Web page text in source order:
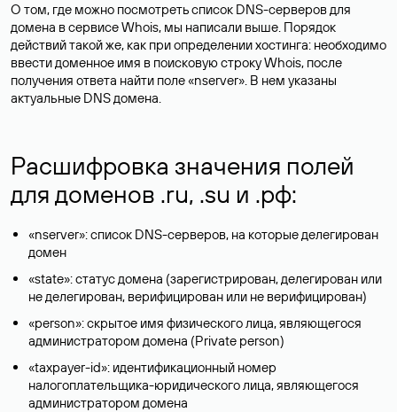
О том, где можно посмотреть список DNS-серверов для
домена в сервисе Whois, мы написали выше. Порядок
действий такой же, как при определении хостинга: необходимо
ввести доменное имя в поисковую строку Whois, после
получения ответа найти поле «nserver». В нем указаны
актуальные DNS домена.
Расшифровка значения полей
для доменов .ru, .su и .рф:
«nserver»: список DNS-серверов, на которые делегирован
домен
«state»: статус домена (зарегистрирован, делегирован или
не делегирован, верифицирован или не верифицирован)
«person»: скрытое имя физического лица, являющегося
администратором домена (Privatе person)
«taxpayer-id»: идентификационный номер
налогоплательщика-юридического лица, являющегося
администратором домена